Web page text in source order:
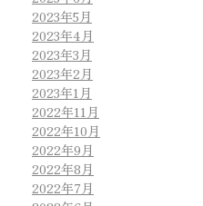
2023年5月
2023年4月
2023年3月
2023年2月
2023年1月
2022年11月
2022年10月
2022年9月
2022年8月
2022年7月